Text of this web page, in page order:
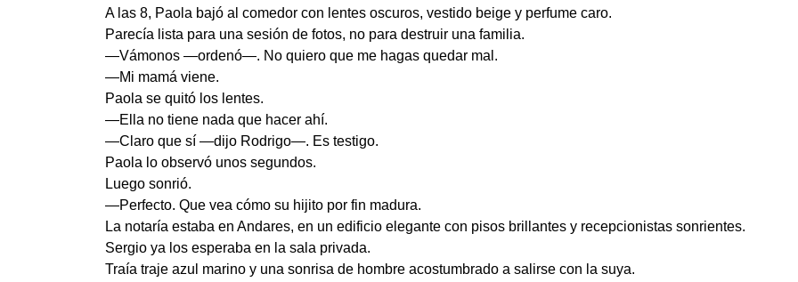
A las 8, Paola bajó al comedor con lentes oscuros, vestido beige y perfume caro.
Parecía lista para una sesión de fotos, no para destruir una familia.
—Vámonos —ordenó—. No quiero que me hagas quedar mal.
—Mi mamá viene.
Paola se quitó los lentes.
—Ella no tiene nada que hacer ahí.
—Claro que sí —dijo Rodrigo—. Es testigo.
Paola lo observó unos segundos.
Luego sonrió.
—Perfecto. Que vea cómo su hijito por fin madura.
La notaría estaba en Andares, en un edificio elegante con pisos brillantes y recepcionistas sonrientes.
Sergio ya los esperaba en la sala privada.
Traía traje azul marino y una sonrisa de hombre acostumbrado a salirse con la suya.